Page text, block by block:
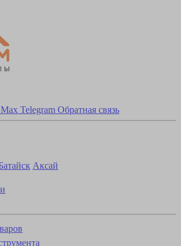
Max Telegram Обратная связь
Аксай